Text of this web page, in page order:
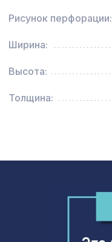
Рисунок перфорации:
Ширина:
Высота:
Толщина: